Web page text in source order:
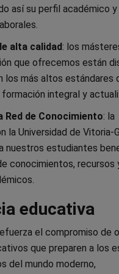
así su perfil académico y
alta calidad : los
que ofrecemos están
los más altos estándares
formación integral y
Red de Conocimiento: la
la Universidad de Vitoria-
nuestros estudiantes
conocimientos, recursos
educativa
el compromiso de
que preparen a los
del mundo moderno,